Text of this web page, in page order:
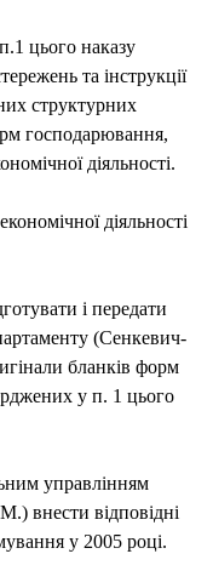
цього наказу
та інструкції
структурних
господарювання,
діяльності.
діяльності
і передати
(Сенкевич-
бланків форм
у п. 1 цього
управлінням
внести відповідні
у 2005 році.